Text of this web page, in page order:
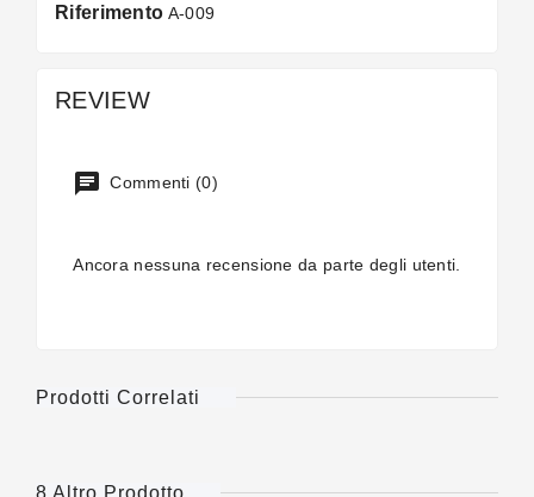
Riferimento A-009
REVIEW
Commenti (0)
Ancora nessuna recensione da parte degli utenti.
Prodotti Correlati
8 Altro Prodotto